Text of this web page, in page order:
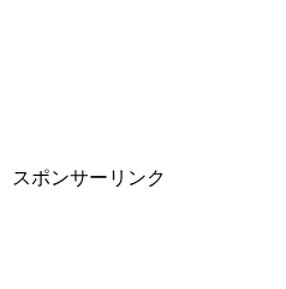
スポンサーリンク